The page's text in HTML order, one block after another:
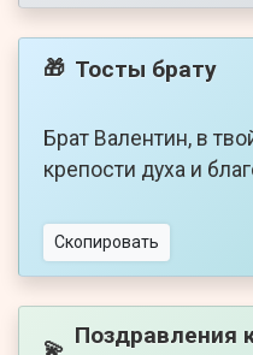
🎁 Тосты брату
Брат Валентин, в
крепости духа и
Скопировать
💫 Поздравления